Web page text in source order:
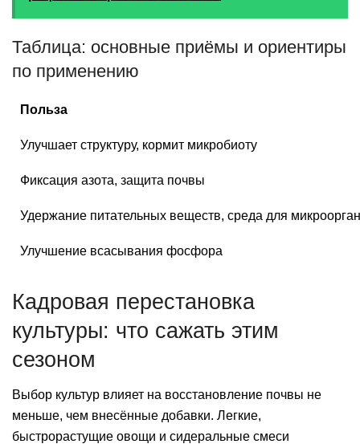
Таблица: основные приёмы и ориентиры
по применению
Польза
Улучшает структуру, кормит микробиоту
Фиксация азота, защита почвы
Удержание питательных веществ, среда для
Улучшение всасывания фосфора
Кадровая перестановка
культуры: что сажать этим
сезоном
Выбор культур влияет на восстановление почвы не
меньше, чем внесённые добавки. Легкие,
быстрорастущие овощи и сидеральные смеси